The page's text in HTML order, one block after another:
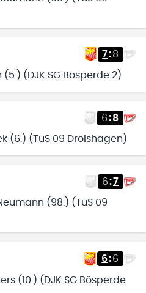
7:8
(DJK SG Bösperde 2)
6:8
(6.) (TuS 09 Drolshagen)
6:7
(98.) (TuS 09
6:6
(10.) (DJK SG Bösperde